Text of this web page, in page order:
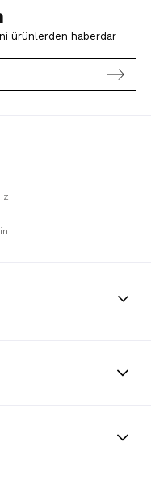
ürünlerden haberdar